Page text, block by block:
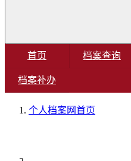
首页 档案查询
档案补办
个人档案网首页